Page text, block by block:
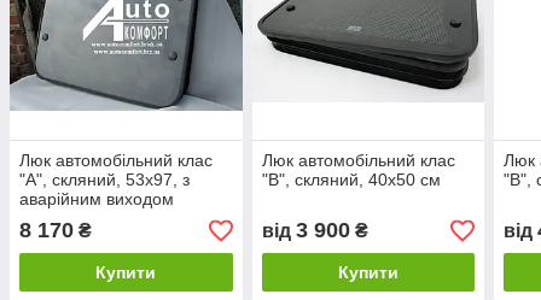
Люк автомобільний клас
"А", скляний, 53х97, з
аварійним виходом
8 170 ₴
Купити
Люк автомобільний клас
"В", скляний, 40х50 см
від 3 900₴
Купити
Люк
"В",
від